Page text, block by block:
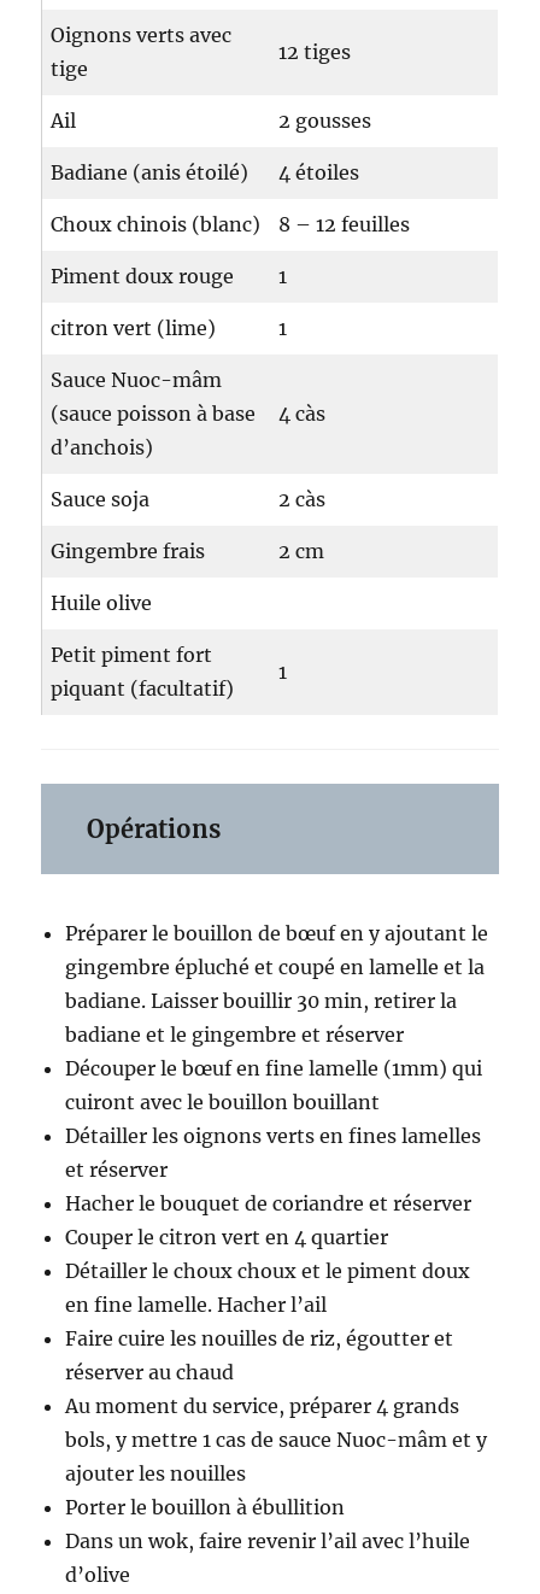
Oignons verts avec
tige
12 tiges
Ail 2 gousses
Badiane (anis étoilé) 4 étoiles
Choux chinois (blanc) 8 – 12 feuilles
Piment doux rouge 1
citron vert (lime) 1
Sauce Nuoc-mâm
(sauce poisson à base
d’anchois)
4 càs
Sauce soja 2 càs
Gingembre frais 2 cm
Huile olive
Petit piment fort
piquant (facultatif)
1
Opérations
Préparer le bouillon de bœuf en y ajoutant le
gingembre épluché et coupé en lamelle et la
badiane. Laisser bouillir 30 min, retirer la
badiane et le gingembre et réserver
Découper le bœuf en fine lamelle (1mm) qui
cuiront avec le bouillon bouillant
Détailler les oignons verts en fines lamelles
et réserver
Hacher le bouquet de coriandre et réserver
Couper le citron vert en 4 quartier
Détailler le choux choux et le piment doux
en fine lamelle. Hacher l’ail
Faire cuire les nouilles de riz, égoutter et
réserver au chaud
Au moment du service, préparer 4 grands
bols, y mettre 1 cas de sauce Nuoc-mâm et y
ajouter les nouilles
Porter le bouillon à ébullition
Dans un wok, faire revenir l’ail avec l’huile
d’olive